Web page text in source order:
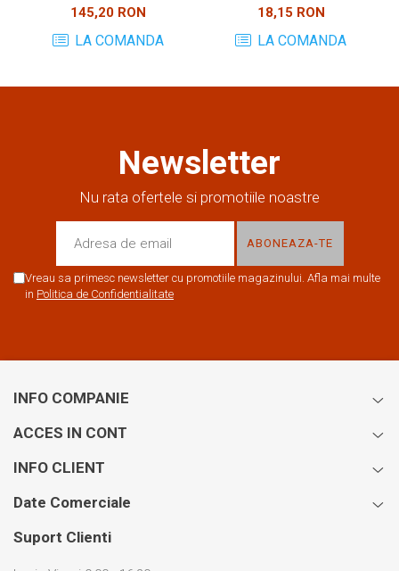
145,20 RON
LA COMANDA
18,15 RON
LA COMANDA
Newsletter
Nu rata ofertele si promotiile noastre
Vreau sa primesc newsletter cu promotiile magazinului. Afla mai multe
in Politica de Confidentialitate
INFO COMPANIE
ACCES IN CONT
INFO CLIENT
Date Comerciale
Suport Clienti